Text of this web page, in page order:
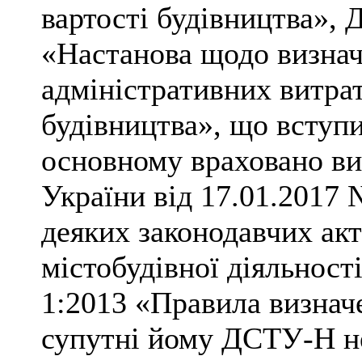
вартості
«Настанова щодо
адміністративних
будівництва», що
основному враховано
України від
деяких законодавчих
містобудівної
1:2013 «Правила
супутні йому ДСТУ-Н